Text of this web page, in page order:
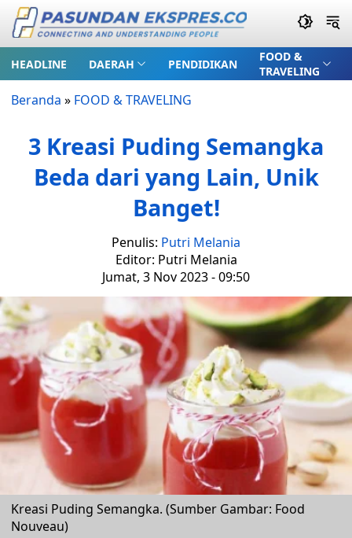
HEADLINE DAERAH PENDIDIKAN
FOOD &
TRAVELING
Beranda » FOOD & TRAVELING
3 Kreasi Puding Semangka
Beda dari yang Lain, Unik
Banget!
Penulis: Putri Melania
Editor: Putri Melania
Jumat, 3 Nov 2023 - 09:50
Kreasi Puding Semangka. (Sumber Gambar: Food
Nouveau)